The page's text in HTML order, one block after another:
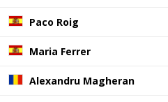
Paco Roig
Maria Ferrer
Alexandru Magheran